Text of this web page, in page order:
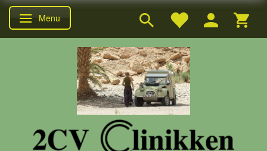
Skifte navigation
Menu